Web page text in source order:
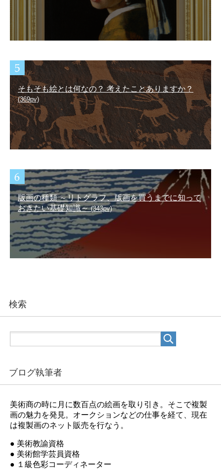
そもそも絵とは何なの？ 考えたことありますか？
(369pv)
版画の種類 ～リトグラフ、版画を買うまでに知って
おきたい基礎知識～(343pv)
検索
ブログ執筆者
美術商の時に月に数百点の絵画を取り引き。そこで複製
画の魅力を発見。オークションなどの仕事を経て、現在
は複製画のネット販売を行なう。
● 美術教諭資格
● 美術館学芸員資格
● １級色彩コーディネーター